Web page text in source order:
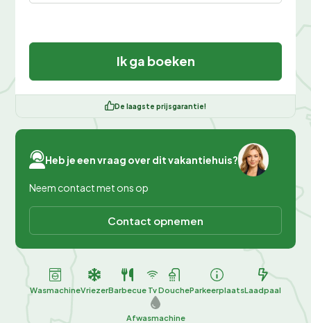
Ik ga boeken
De laagste prijsgarantie!
Heb je een vraag over dit vakantiehuis?
Neem contact met ons op
Contact opnemen
WasmachineVriezerBarbecue TvDoucheParkeerplaatsLaadpaal
Afwasmachine